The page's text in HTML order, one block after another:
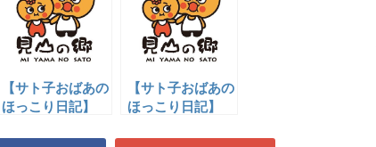
【サト子おばあの
ほっこり日記】
【サト子おばあの
ほっこり日記】